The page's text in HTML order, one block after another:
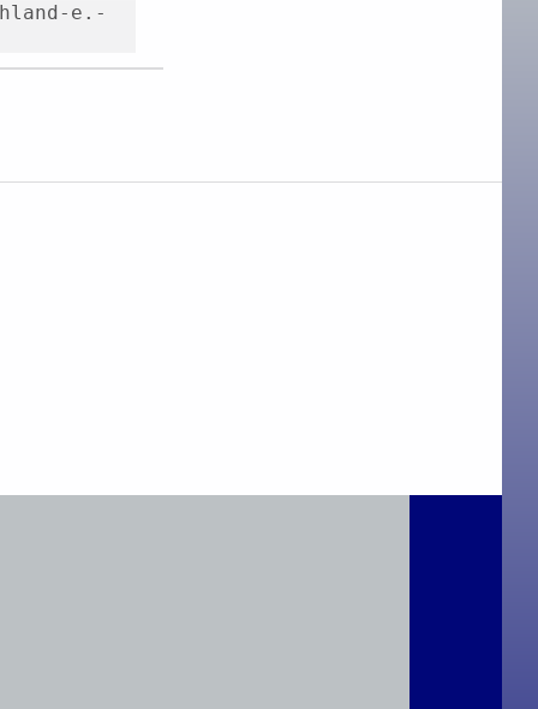
e.-